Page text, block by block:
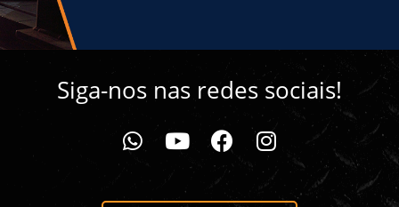
Siga-nos nas redes sociais!
whatsapp da Ferrolan
youtube da Ferrolan
facebook da Ferrolan
instagram da Ferrolan